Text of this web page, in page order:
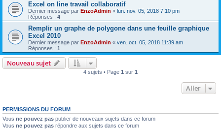
Excel on line travail collaboratif
Dernier message par EnzoAdmin « lun. nov. 05, 2018 7:10 pm
Réponses : 4
Remplir un graphe de polygone dans une feuille graphique
Excel 2010
Dernier message par EnzoAdmin « ven. oct. 05, 2018 11:39 am
Réponses : 1
Nouveau sujet
4 sujets • Page 1 sur 1
Aller
PERMISSIONS DU FORUM
Vous ne pouvez pas publier de nouveaux sujets dans ce forum
Vous ne pouvez pas répondre aux sujets dans ce forum